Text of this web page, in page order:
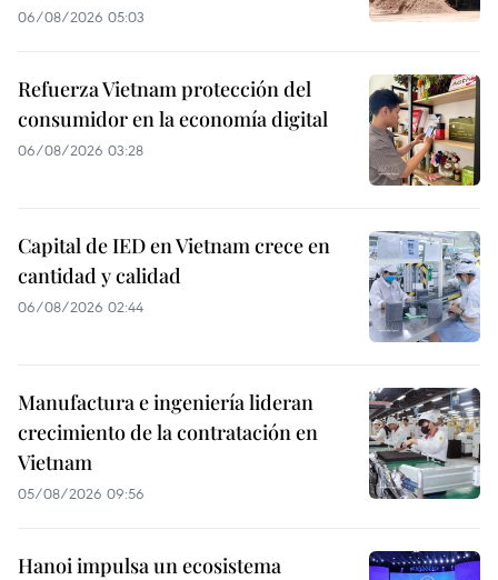
06/08/2026 05:03
Refuerza Vietnam protección del
consumidor en la economía digital
06/08/2026 03:28
Capital de IED en Vietnam crece en
cantidad y calidad
06/08/2026 02:44
Manufactura e ingeniería lideran
crecimiento de la contratación en
Vietnam
05/08/2026 09:56
Hanoi impulsa un ecosistema